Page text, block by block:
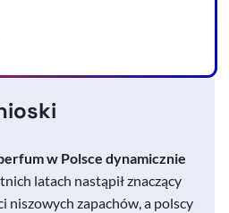
w Polsce dynamicznie
latach nastąpił znaczący
niszowych zapachów, a polscy